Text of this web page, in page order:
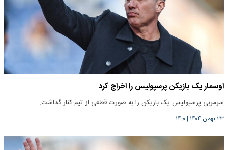
اوسمار یک بازیکن پرسپولیس را اخراج کرد
سرمربی پرسپولیس یک بازیکن را به صورت قطعی از تیم کنار گذاشت.
۲۳ بهمن ۱۴۰۴ |۱۴:۰